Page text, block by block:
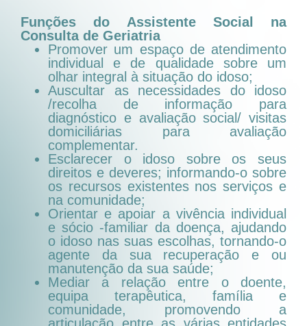
Funções do Assistente Social na
Consulta de Geriatria
Promover um espaço de atendimento
individual e de qualidade sobre um
olhar integral à situação do idoso;
Auscultar as necessidades do idoso
/recolha de informação para
diagnóstico e avaliação social/ visitas
domiciliárias para avaliação
complementar.
Esclarecer o idoso sobre os seus
direitos e deveres; informando-o sobre
os recursos existentes nos serviços e
na comunidade;
Orientar e apoiar a vivência individual
e sócio -familiar da doença, ajudando
o idoso nas suas escolhas, tornando-o
agente da sua recuperação e ou
manutenção da sua saúde;
Mediar a relação entre o doente,
equipa terapêutica, família e
comunidade, promovendo a